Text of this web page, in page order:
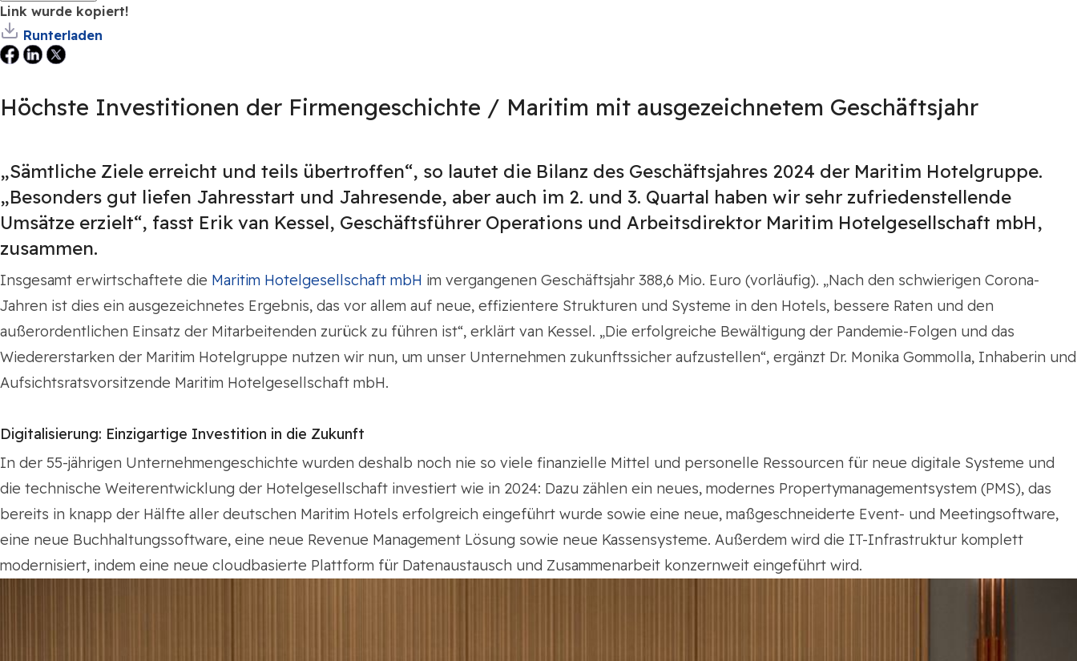
Link wurde kopiert!
Runterladen
Höchste Investitionen der Firmengeschichte / Maritim mit ausgezeichnetem Geschäftsjahr
„Sämtliche Ziele erreicht und teils übertroffen“, so lautet die Bilanz des Geschäftsjahres 2024 der Maritim Hotelgruppe.
„Besonders gut liefen Jahresstart und Jahresende, aber auch im 2. und 3. Quartal haben wir sehr zufriedenstellende
Umsätze erzielt“, fasst Erik van Kessel, Geschäftsführer Operations und Arbeitsdirektor Maritim Hotelgesellschaft mbH,
zusammen.
Insgesamt erwirtschaftete die Maritim Hotelgesellschaft mbH im vergangenen Geschäftsjahr 388,6 Mio. Euro (vorläufig). „Nach den schwierigen Corona-
Jahren ist dies ein ausgezeichnetes Ergebnis, das vor allem auf neue, effizientere Strukturen und Systeme in den Hotels, bessere Raten und den
außerordentlichen Einsatz der Mitarbeitenden zurück zu führen ist“, erklärt van Kessel. „Die erfolgreiche Bewältigung der Pandemie-Folgen und das
Wiedererstarken der Maritim Hotelgruppe nutzen wir nun, um unser Unternehmen zukunftssicher aufzustellen“, ergänzt Dr. Monika Gommolla, Inhaberin und
Aufsichtsratsvorsitzende Maritim Hotelgesellschaft mbH.
Digitalisierung: Einzigartige Investition in die Zukunft
In der 55-jährigen Unternehmengeschichte wurden deshalb noch nie so viele finanzielle Mittel und personelle Ressourcen für neue digitale Systeme und
die technische Weiterentwicklung der Hotelgesellschaft investiert wie in 2024: Dazu zählen ein neues, modernes Propertymanagementsystem (PMS), das
bereits in knapp der Hälfte aller deutschen Maritim Hotels erfolgreich eingeführt wurde sowie eine neue, maßgeschneiderte Event- und Meetingsoftware,
eine neue Buchhaltungssoftware, eine neue Revenue Management Lösung sowie neue Kassensysteme. Außerdem wird die IT-Infrastruktur komplett
modernisiert, indem eine neue cloudbasierte Plattform für Datenaustausch und Zusammenarbeit konzernweit eingeführt wird.